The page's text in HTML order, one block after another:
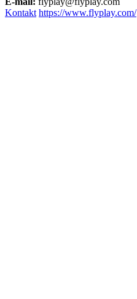
Kontakt https://www.flyplay.com/